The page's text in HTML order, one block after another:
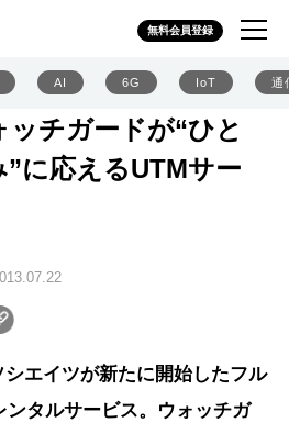
無料会員登録
AI 6G IoT 通
チガードが“ひと
”に応えるUTMサー
エイツが新たに開始したフル
ンタルサービス。ウォッチガ